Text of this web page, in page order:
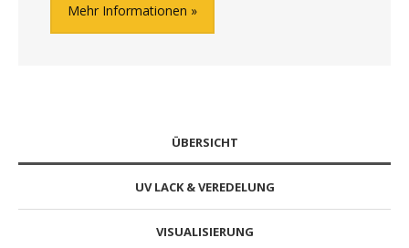
Mehr Informationen
ÜBERSICHT
UV LACK & VEREDELUNG
VISUALISIERUNG